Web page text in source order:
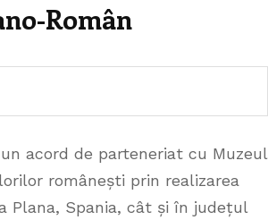
Român
acord de parteneriat cu Muzeul
românești prin realizarea
Spania, cât și în județul